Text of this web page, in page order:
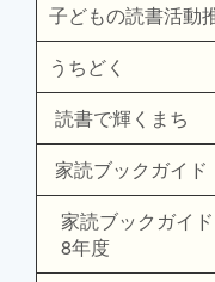
子どもの読書活動
うちどく
読書で輝くまち
家読ブックガイド
家読ブックガイ
8年度